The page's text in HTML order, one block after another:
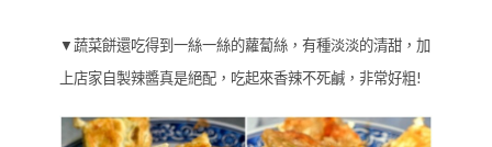
▼蔬菜餅還吃得到一絲一絲的蘿蔔絲，有種淡淡的清甜，加
上店家自製辣醬真是絕配，吃起來香辣不死鹹，非常好粗!